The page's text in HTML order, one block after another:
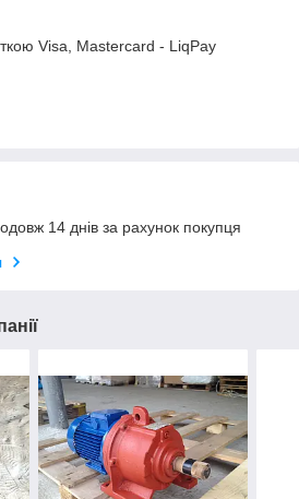
Visa, Mastercard - LiqPay
14 днів за рахунок покупця